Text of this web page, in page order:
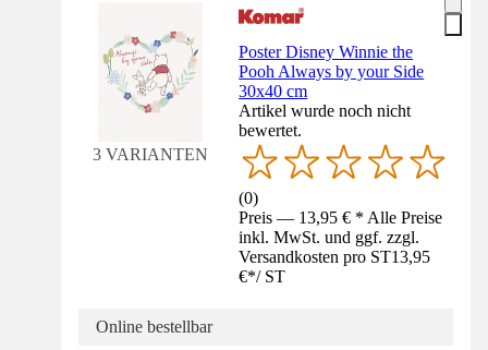
3 VARIANTEN
Poster Disney Winnie the
Pooh Always by your Side
30x40 cm
Artikel wurde noch nicht
bewertet.
(0)
Preis — 13,95 € * Alle Preise
inkl. MwSt. und ggf. zzgl.
Versandkosten pro ST13,95
€*/ ST
Online bestellbar